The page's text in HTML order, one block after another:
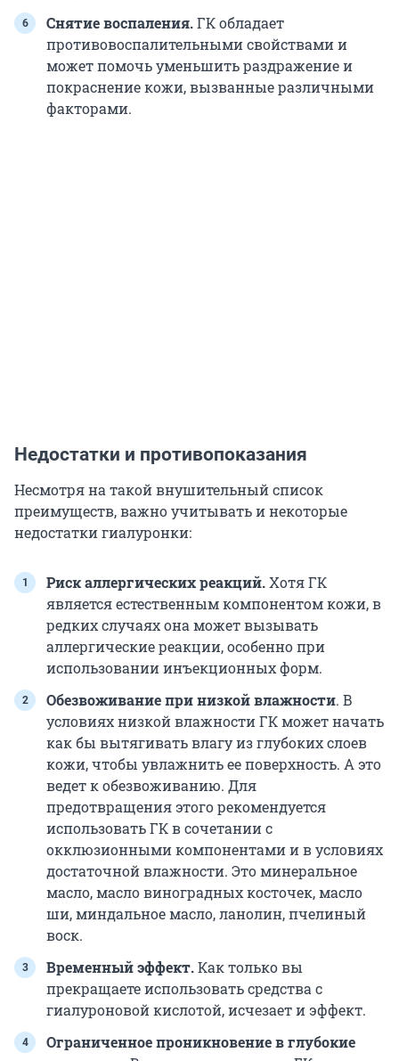
Снятие воспаления.ГК обладает
противовоспалительными свойствами и
может помочь уменьшить раздражение и
покраснение кожи, вызванные различными
факторами.
Недостатки и противопоказания
Несмотря на такой внушительный список
преимуществ, важно учитывать и некоторые
недостатки гиалуронки:
Риск аллергических реакций.Хотя ГК
является естественным компонентом кожи, в
редких случаях она может вызывать
аллергические реакции, особенно при
использовании инъекционных форм.
Обезвоживание при низкой влажности. В
условиях низкой влажности ГК может начать
как бы вытягивать влагу из глубоких слоев
кожи, чтобы увлажнить ее поверхность. А это
ведет к обезвоживанию. Для
предотвращения этого рекомендуется
использовать ГК в сочетании с
окклюзионными компонентами и в условиях
достаточной влажности. Это минеральное
масло, масло виноградных косточек, масло
ши, миндальное масло, ланолин, пчелиный
воск.
Временный эффект.Как только вы
прекращаете использовать средства с
гиалуроновой кислотой, исчезает и эффект.
Ограниченное проникновение в глубокие